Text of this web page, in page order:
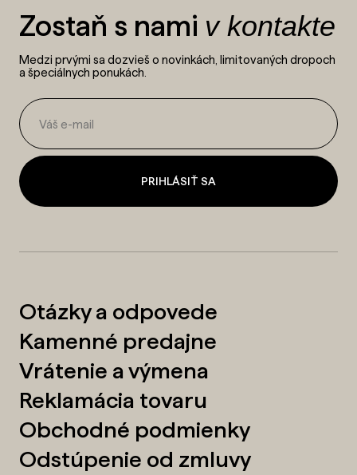
Zostaň s nami v kontakte
Medzi prvými sa dozvieš o novinkách, limitovaných dropoch
a špeciálnych ponukách.
PRIHLÁSIŤ SA
Otázky a odpovede
Kamenné predajne
Vrátenie a výmena
Reklamácia tovaru
Obchodné podmienky
Odstúpenie od zmluvy